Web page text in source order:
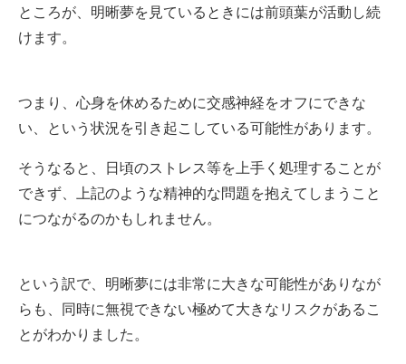
ところが、明晰夢を見ているときには前頭葉が活動し続
けます。
つまり、心身を休めるために交感神経をオフにできな
い、という状況を引き起こしている可能性があります。
そうなると、日頃のストレス等を上手く処理することが
できず、上記のような精神的な問題を抱えてしまうこと
につながるのかもしれません。
という訳で、明晰夢には非常に大きな可能性がありなが
らも、同時に無視できない極めて大きなリスクがあるこ
とがわかりました。